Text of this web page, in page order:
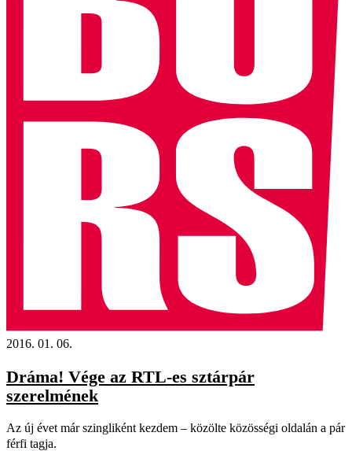
2016. 01. 06.
Dráma! Vége az RTL-es sztárpár
szerelmének
Az új évet már szingliként kezdem – közölte közösségi oldalán a pár
férfi tagja.